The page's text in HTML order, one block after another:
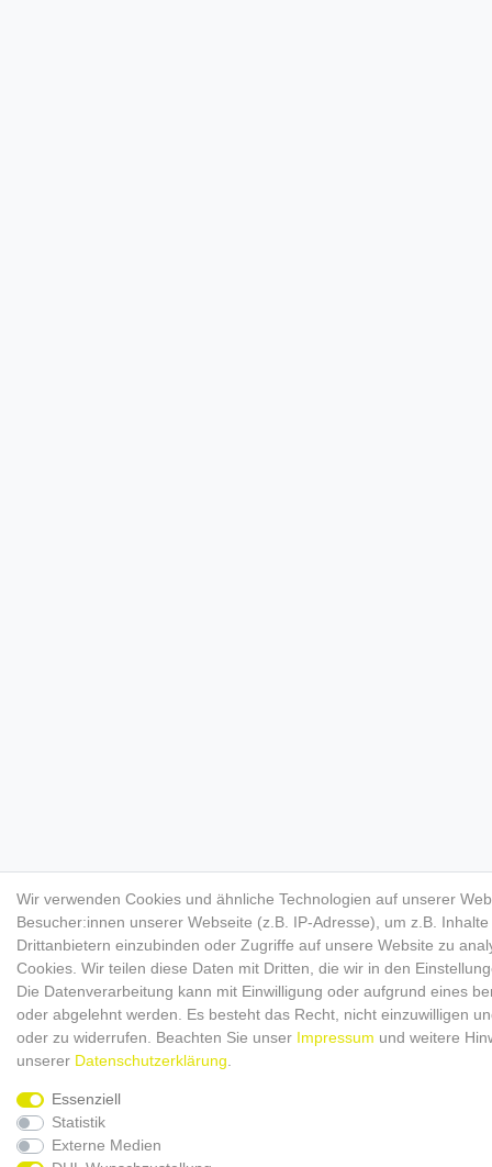
Wir verwenden Cookies und ähnliche Technologien auf unserer
Besucher:innen unserer Webseite (z.B. IP-Adresse), um z.B.
Drittanbietern einzubinden oder Zugriffe auf unsere Website zu
Cookies. Wir teilen diese Daten mit Dritten, die wir in den
Die Datenverarbeitung kann mit Einwilligung oder aufgrund eines
oder abgelehnt werden. Es besteht das Recht, nicht einzuwilligen
oder zu widerrufen. Beachten Sie unser Impressum und weitere
unserer Daten­schutz­erklärung
Essenziell
Statistik
Externe Medien